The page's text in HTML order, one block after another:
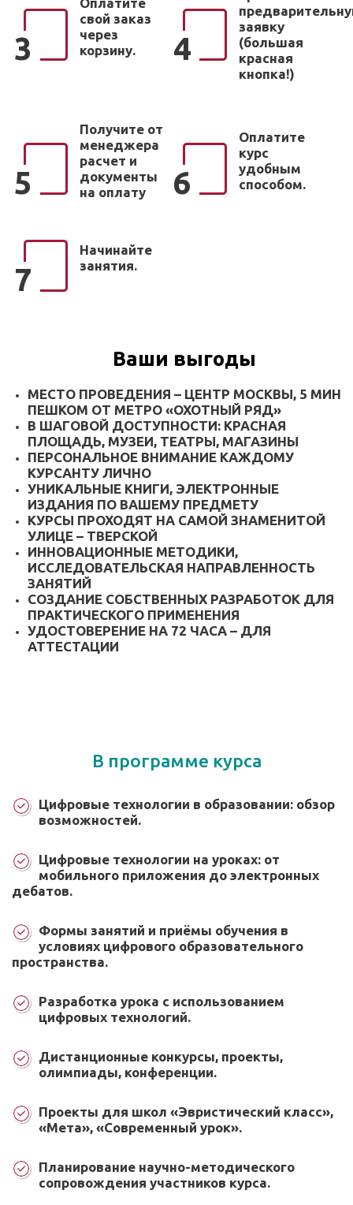
3
Оплатите
свой заказ
через
корзину.
4
заявку
(большая
красная
кнопка!)
5
Получите от
менеджера
расчет и
документы
на оплату
6
Оплатите
курс
удобным
способом.
7
Начинайте
занятия.
Ваши выгоды
МЕСТО ПРОВЕДЕНИЯ – ЦЕНТР МОСКВЫ, 5 МИН
ПЕШКОМ ОТ МЕТРО «ОХОТНЫЙ РЯД»
В ШАГОВОЙ ДОСТУПНОСТИ: КРАСНАЯ
ПЛОЩАДЬ, МУЗЕИ, ТЕАТРЫ, МАГАЗИНЫ
ПЕРСОНАЛЬНОЕ ВНИМАНИЕ КАЖДОМУ
КУРСАНТУ ЛИЧНО
УНИКАЛЬНЫЕ КНИГИ, ЭЛЕКТРОННЫЕ
ИЗДАНИЯ ПО ВАШЕМУ ПРЕДМЕТУ
КУРСЫ ПРОХОДЯТ НА САМОЙ ЗНАМЕНИТОЙ
УЛИЦЕ – ТВЕРСКОЙ
ИННОВАЦИОННЫЕ МЕТОДИКИ,
ИССЛЕДОВАТЕЛЬСКАЯ НАПРАВЛЕННОСТЬ
ЗАНЯТИЙ
СОЗДАНИЕ СОБСТВЕННЫХ РАЗРАБОТОК ДЛЯ
ПРАКТИЧЕСКОГО ПРИМЕНЕНИЯ
УДОСТОВЕРЕНИЕ НА 72 ЧАСА – ДЛЯ
АТТЕСТАЦИИ
В программе курса
Цифровые технологии в образовании: обзор
возможностей.
Цифровые технологии на уроках: от
мобильного приложения до электронных
дебатов.
Формы занятий и приёмы обучения в
условиях цифрового образовательного
пространства.
Разработка урока с использованием
цифровых технологий.
Дистанционные конкурсы, проекты,
олимпиады, конференции.
Проекты для школ «Эвристический класс»,
«Мета», «Современный урок».
Планирование научно-методического
сопровождения участников курса.